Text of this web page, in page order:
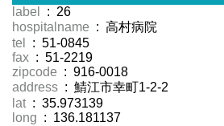
label
: 26
hospitalname : 高村病院
tel
: 51-0845
fax : 51-2219
zipcode : 916-0018
address : 鯖江市幸町1-2-2
lat : 35.973139
long : 136.181137